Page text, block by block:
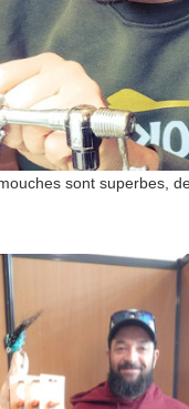
sont superbes,